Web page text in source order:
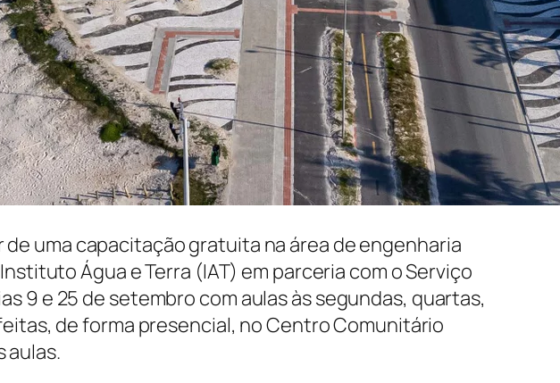
uma capacitação gratuita na área de engenharia
Água e Terra (IAT) em parceria com o Serviço
9 e 25 de setembro com aulas às segundas, quartas,
de forma presencial, no Centro Comunitário
aulas.